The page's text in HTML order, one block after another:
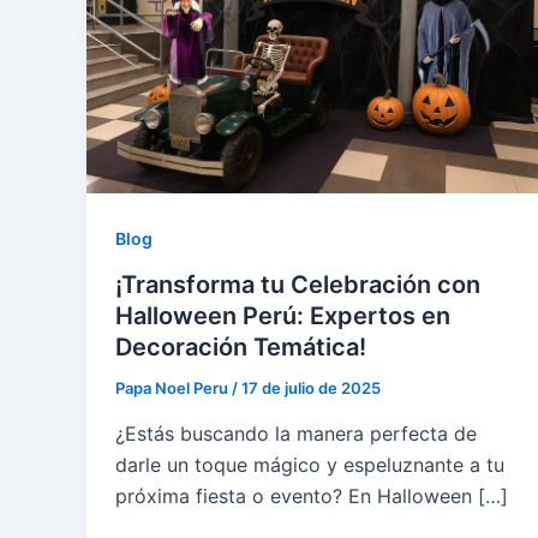
Blog
¡Transforma tu Celebración con
Halloween Perú: Expertos en
Decoración Temática!
Papa Noel Peru /17 de julio de 2025
¿Estás buscando la manera perfecta de
darle un toque mágico y espeluznante a tu
próxima fiesta o evento? En Halloween […]